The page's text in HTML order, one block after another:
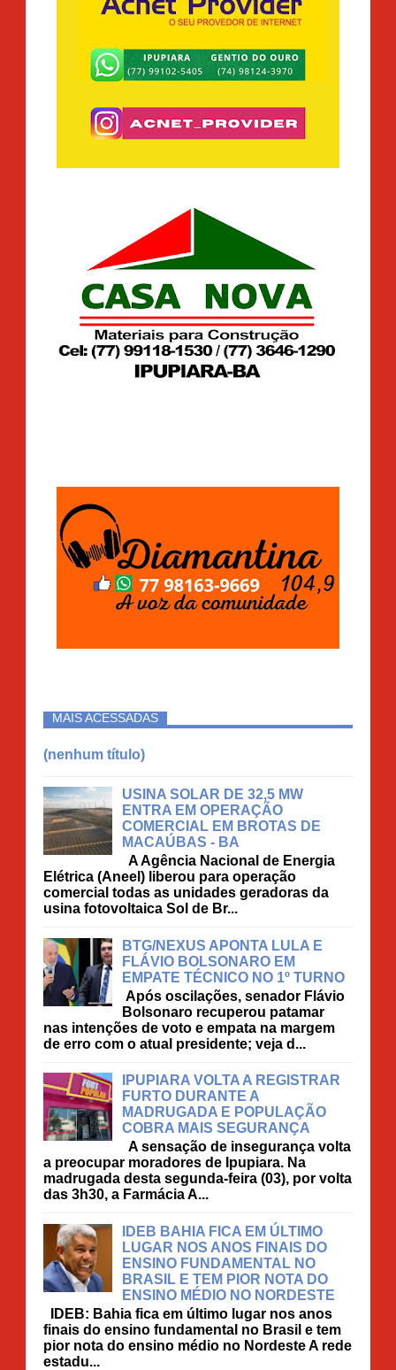
MAIS ACESSADAS
(nenhum título)
USINA SOLAR DE 32,5 MW
ENTRA EM OPERAÇÃO
COMERCIAL EM BROTAS DE
MACAÚBAS - BA
A Agência Nacional de Energia
Elétrica (Aneel) liberou para operação
comercial todas as unidades geradoras da
usina fotovoltaica Sol de Br...
BTG/NEXUS APONTA LULA E
FLÁVIO BOLSONARO EM
EMPATE TÉCNICO NO 1º TURNO
Após oscilações, senador Flávio
Bolsonaro recuperou patamar
nas intenções de voto e empata na margem
de erro com o atual presidente; veja d...
IPUPIARA VOLTA A REGISTRAR
FURTO DURANTE A
MADRUGADA E POPULAÇÃO
COBRA MAIS SEGURANÇA
A sensação de insegurança volta
a preocupar moradores de Ipupiara. Na
madrugada desta segunda-feira (03), por volta
das 3h30, a Farmácia A...
IDEB BAHIA FICA EM ÚLTIMO
LUGAR NOS ANOS FINAIS DO
ENSINO FUNDAMENTAL NO
BRASIL E TEM PIOR NOTA DO
ENSINO MÉDIO NO NORDESTE
IDEB: Bahia fica em último lugar nos anos
finais do ensino fundamental no Brasil e tem
pior nota do ensino médio no Nordeste A rede
estadu...